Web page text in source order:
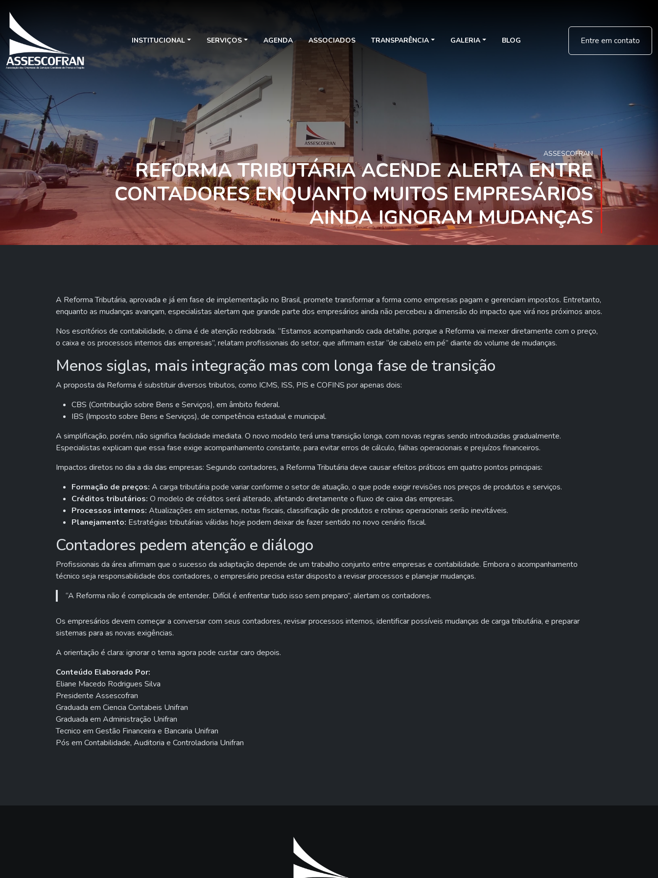
INSTITUCIONAL SERVIÇOS AGENDA ASSOCIADOS TRANSPARÊNCIA GALERIA BLOG Entre em contato
ASSESCOFRAN
REFORMA TRIBUTÁRIA ACENDE ALERTA ENTRE
CONTADORES ENQUANTO MUITOS EMPRESÁRIOS
AINDA IGNORAM MUDANÇAS
A Reforma Tributária, aprovada e já em fase de implementação no Brasil, promete transformar a forma como empresas pagam e gerenciam impostos. Entretanto,
enquanto as mudanças avançam, especialistas alertam que grande parte dos empresários ainda não percebeu a dimensão do impacto que virá nos próximos anos.
Nos escritórios de contabilidade, o clima é de atenção redobrada. “Estamos acompanhando cada detalhe, porque a Reforma vai mexer diretamente com o preço,
o caixa e os processos internos das empresas”, relatam profissionais do setor, que afirmam estar “de cabelo em pé” diante do volume de mudanças.
Menos siglas, mais integração mas com longa fase de transição
A proposta da Reforma é substituir diversos tributos, como ICMS, ISS, PIS e COFINS por apenas dois:
CBS (Contribuição sobre Bens e Serviços), em âmbito federal.
IBS (Imposto sobre Bens e Serviços), de competência estadual e municipal.
A simplificação, porém, não significa facilidade imediata. O novo modelo terá uma transição longa, com novas regras sendo introduzidas gradualmente.
Especialistas explicam que essa fase exige acompanhamento constante, para evitar erros de cálculo, falhas operacionais e prejuízos financeiros.
Impactos diretos no dia a dia das empresas: Segundo contadores, a Reforma Tributária deve causar efeitos práticos em quatro pontos principais:
Formação de preços: A carga tributária pode variar conforme o setor de atuação, o que pode exigir revisões nos preços de produtos e serviços.
Créditos tributários: O modelo de créditos será alterado, afetando diretamente o fluxo de caixa das empresas.
Processos internos: Atualizações em sistemas, notas fiscais, classificação de produtos e rotinas operacionais serão inevitáveis.
Planejamento: Estratégias tributárias válidas hoje podem deixar de fazer sentido no novo cenário fiscal.
Contadores pedem atenção e diálogo
Profissionais da área afirmam que o sucesso da adaptação depende de um trabalho conjunto entre empresas e contabilidade. Embora o acompanhamento
técnico seja responsabilidade dos contadores, o empresário precisa estar disposto a revisar processos e planejar mudanças.
“A Reforma não é complicada de entender. Difícil é enfrentar tudo isso sem preparo”, alertam os contadores.
Os empresários devem começar a conversar com seus contadores, revisar processos internos, identificar possíveis mudanças de carga tributária, e preparar
sistemas para as novas exigências.
A orientação é clara: ignorar o tema agora pode custar caro depois.
Conteúdo Elaborado Por:
Eliane Macedo Rodrigues Silva
Presidente Assescofran
Graduada em Ciencia Contabeis Unifran
Graduada em Administração Unifran
Tecnico em Gestão Financeira e Bancaria Unifran
Pós em Contabilidade, Auditoria e Controladoria Unifran